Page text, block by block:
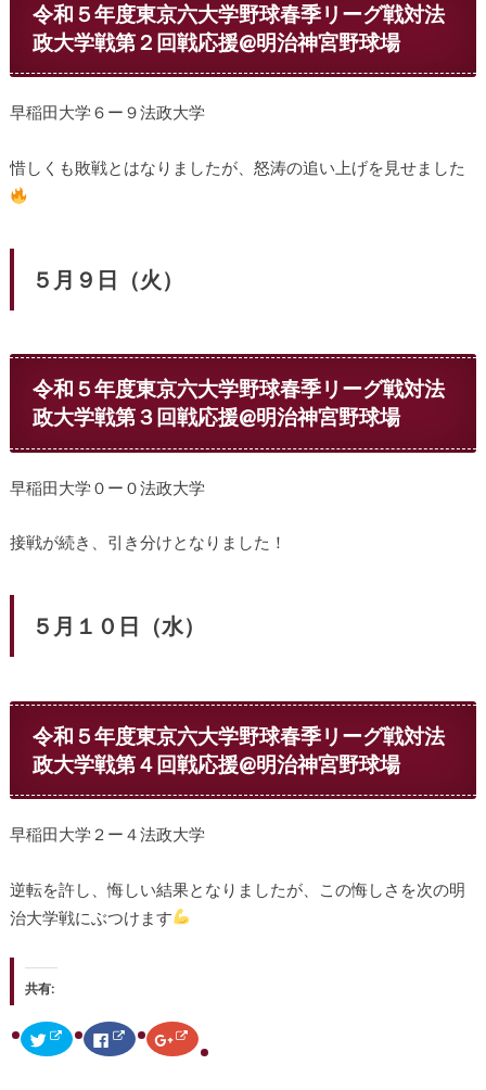
令和５年度東京六大学野球春季リーグ戦対法
政大学戦第２回戦応援@明治神宮野球場
早稲田大学６ー９法政大学
惜しくも敗戦とはなりましたが、怒涛の追い上げを見せました
５月９日（火）
令和５年度東京六大学野球春季リーグ戦対法
政大学戦第３回戦応援@明治神宮野球場
早稲田大学０ー０法政大学
接戦が続き、引き分けとなりました！
５月１０日（水）
令和５年度東京六大学野球春季リーグ戦対法
政大学戦第４回戦応援@明治神宮野球場
早稲田大学２ー４法政大学
逆転を許し、悔しい結果となりましたが、この悔しさを次の明
治大学戦にぶつけます
共有:
ク
ッ
F
c
ク
ッ